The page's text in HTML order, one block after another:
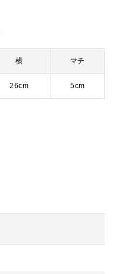
横 マチ
26cm 5cm